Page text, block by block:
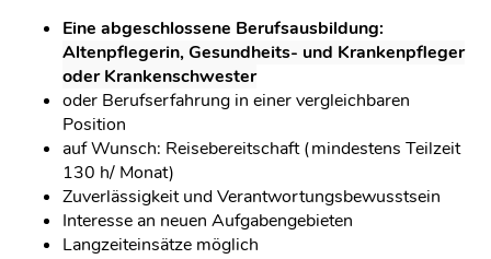
Eine abgeschlossene Berufsausbildung:
Altenpflegerin, Gesundheits- und Krankenpfleger
oder Krankenschwester
oder Berufserfahrung in einer vergleichbaren
Position
auf Wunsch: Reisebereitschaft (mindestens Teilzeit
130 h/ Monat)
Zuverlässigkeit und Verantwortungsbewusstsein
Interesse an neuen Aufgabengebieten
Langzeiteinsätze möglich